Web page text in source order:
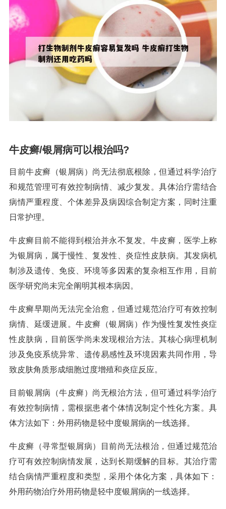
牛皮癣/银屑病可以根治吗?
目前牛皮癣（银屑病）尚无法彻底根除，但通过科学治疗
和规范管理可有效控制病情、减少复发。具体治疗需结合
病情严重程度、个体差异及病因综合制定方案，同时注重
日常护理。
牛皮癣目前不能得到根治并永不复发。牛皮癣，医学上称
为银屑病，属于慢性、复发性、炎症性皮肤病。其发病机
制涉及遗传、免疫、环境等多因素的复杂相互作用，目前
医学研究尚未完全阐明其根本病因。
牛皮癣早期尚无法完全治愈，但通过规范治疗可有效控制
病情、延缓进展。牛皮癣（银屑病）作为慢性复发性炎症
性皮肤病，目前医学尚未发现根治方法。其核心病理机制
涉及免疫系统异常、遗传易感性及环境因素共同作用，导
致皮肤角质形成细胞过度增殖和炎症反应。
目前银屑病（牛皮癣）尚无根治方法，但可通过科学治疗
有效控制病情，需根据患者个体情况制定个性化方案。具
体方法如下：外用药物是轻中度银屑病的一线选择。
牛皮癣（寻常型银屑病）目前尚无法根治，但通过规范治
疗可有效控制病情发展，达到长期缓解的目标。其治疗需
结合病情严重程度和类型，采用个体化方案，具体如下：
外用药物治疗外用药物是轻中度银屑病的一线选择。